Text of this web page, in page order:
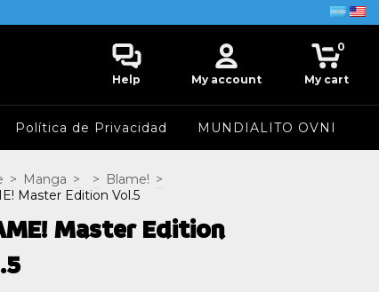
Help My account My cart
0
Política de Privacidad MUNDIALITO OVNI
> Manga > > Blame! >
Master Edition Vol.5
Master Edition